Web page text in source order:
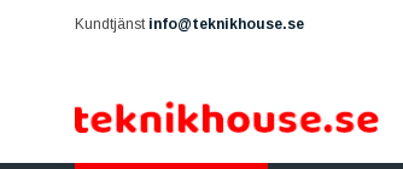
Kundtjänst info@teknikhouse.se